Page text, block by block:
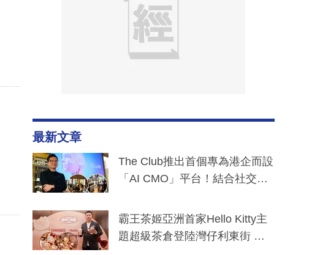
最新文章
The Club推出首個專為港企而設
「AI CMO」平台！結合社交聆
分鐘生成「貼地」宣傳短片
霸王茶姬亞洲首家Hello Kitty主
題超級茶倉登陸灣仔利東街 推